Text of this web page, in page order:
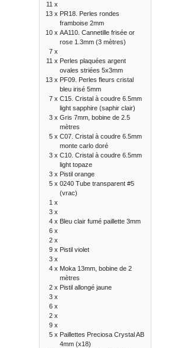
11 x
13 x PR18. Perles rondes
framboise 2mm
10 x AA110. Cannetille frisée or
rose 1.3mm (3 mètres)
7 x
11 x Perles plaquées argent
ovales striées 5x3mm
13 x PF09. Perles fleurs cristal
bleu irisé 5mm
7 x C15. Cristal à coudre 6.5mm
light sapphire (saphir clair)
3 x Gris 7mm, bobine de 2.5
mètres
5 x C07. Cristal à coudre 6.5mm
monte carlo doré
3 x C10. Cristal à coudre 6.5mm
light topaze
3 x Pistil orange
5 x 0240 Tube transparent #5
(vrac)
1 x
3 x
4 x Bleu clair fumé paillette 3mm
6 x
2 x
9 x Pistil violet
3 x
4 x Moka 13mm, bobine de 2
mètres
2 x Pistil allongé jaune
3 x
6 x
2 x
9 x
5 x Paillettes Preciosa Crystal AB
4mm (x18)